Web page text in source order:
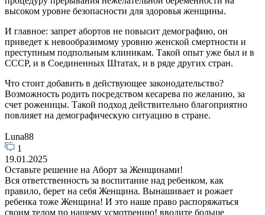
высоком уровне безопасности для здоровья женщины.
И главное: запрет абортов не повысит демографию, он
приведет к невообразимому уровню женской смертности и
преступным подпольным клиникам. Такой опыт уже был и в
СССР, и в Соединенных Штатах, и в ряде других стран.
Что стоит добавить в действующее законодательство?
Возможность родить посредством кесарева по желанию, за
счет роженицы. Такой подход действительно благоприятно
повлияет на демографическую ситуацию в стране.
Luna88
1
19.01.2025
Оставьте решение на Аборт за Женщинами!
Вся ответственность за воспитание над ребенком, как
правило, берет на себя Женщина. Вынашивает и рожает
ребенка тоже Женщина! И это наше право распоряжаться
своим телом по нашему усмотрению! вводите больше